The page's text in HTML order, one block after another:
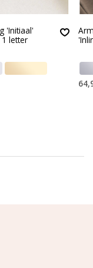
'Initiaal'
letter